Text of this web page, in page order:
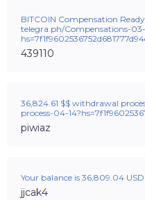
BITCOIN Compensation
telegra.ph/Compensations-
439110
36,824.61 $$ withdrawal
process-04-
piwiaz
Your balance is 36,809.04 USD
jjcak4